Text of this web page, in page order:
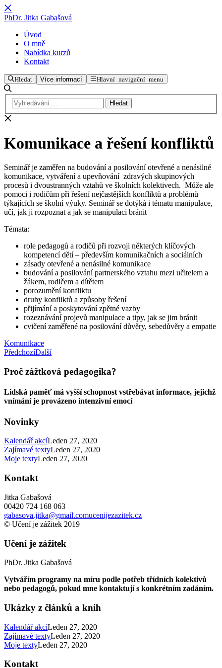
PhDr. Jitka Gabašová
Úvod
O mně
Nabídka kurzů
Kontakt
Hledat Více informací Hlavní navigační menu
Komunikace a řešení konfliktů
Seminář je zaměřen na budování a posilování otevřené a nenásilné
komunikace, vytváření a upevňování zdravých skupinových
procesů i dvoustranných vztahů ve školních kolektivech. Může ale
pomoci i rodičům při řešení nejčastějších konfliktů a problémů
týkajících se školní výuky. Seminář se dotýká i tématu manipulace,
učí, jak ji rozpoznat a jak se manipulaci bránit
Témata:
role pedagogů a rodičů při rozvoji některých klíčových
kompetencí dětí – především komunikačních a sociálních
zásady otevřené a nenásilné komunikace
budování a posilování partnerského vztahu mezi učitelem a
žákem, rodičem a dítětem
porozumění konfliktu
druhy konfliktů a způsoby řešení
přijímání a poskytování zpětné vazby
rozeznávání projevů manipulace a tipy, jak se jim bránit
cvičení zaměřené na posilování důvěry, sebedůvěry a empatie
Komunikace
PředchozíDalší
Proč zážtková pedagogika?
Lidská paměť má vyšší schopnost vstřebávat informace, jejichž
vnímání je provázeno intenzivní emocí
Novinky
Kalendář akcíLeden 27, 2020
Zajímavé textyLeden 27, 2020
Moje textyLeden 27, 2020
Kontakt
Jitka Gabašová
00420 724 168 063
gabasova.jitka@gmail.comucenijezazitek.cz
© Učení je zážitek 2019
Učení je zážitek
PhDr. Jitka Gabašová
Vytvářím programy na míru podle potřeb třídních kolektivů
nebo pedagogů, pokud mne kontaktují s konkrétním zadáním.
Ukázky z článků a knih
Kalendář akcíLeden 27, 2020
Zajímavé textyLeden 27, 2020
Moje textyLeden 27, 2020
Kontakt